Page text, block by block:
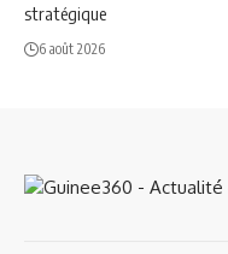
stratégique
6 août 2026